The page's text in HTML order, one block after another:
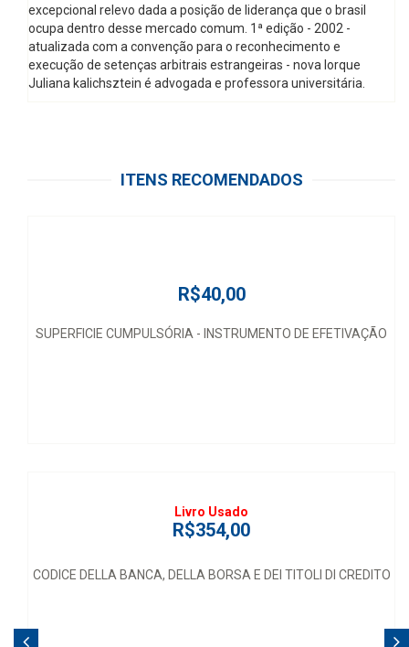
excepcional relevo dada a posição de liderança que o brasil
ocupa dentro desse mercado comum. 1ª edição - 2002 -
atualizada com a convenção para o reconhecimento e
execução de setenças arbitrais estrangeiras - nova Iorque
Juliana kalichsztein é advogada e professora universitária.
ITENS RECOMENDADOS
R$40,00
SUPERFICIE CUMPULSÓRIA - INSTRUMENTO DE EFETIVAÇÃO
Livro Usado
R$354,00
CODICE DELLA BANCA, DELLA BORSA E DEI TITOLI DI CREDITO